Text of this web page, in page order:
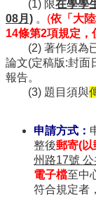
語
詞
彙
English
息
(1) 限在學學
08月) 。 (依「大
14條第2項規定，
(2) 著作須為已
論文(定稿版:封面
報告。
(3) 題目須與
申請方式：
整後郵寄(以
州路17號
電子檔至中
符合規定者